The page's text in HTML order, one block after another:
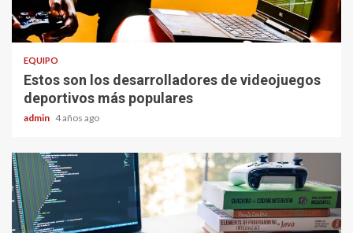
EQUIPO
Estos son los desarrolladores de videojuegos
deportivos más populares
admin 4 años ago